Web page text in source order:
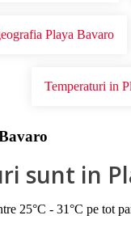
Playa Bavaro
Temperaturi in
sunt in
25°C - 31°C pe tot